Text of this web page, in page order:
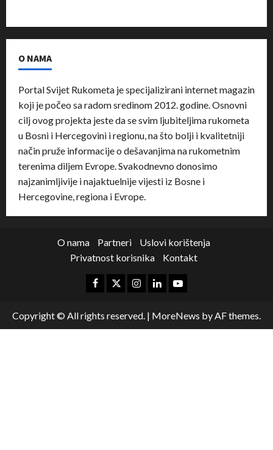
O NAMA
Portal Svijet Rukometa je specijalizirani internet magazin
koji je počeo sa radom sredinom 2012. godine. Osnovni
cilj ovog projekta jeste da se svim ljubiteljima rukometa
u Bosni i Hercegovini i regionu, na što bolji i kvalitetniji
način pruže informacije o dešavanjima na rukometnim
terenima diljem Evrope. Svakodnevno donosimo
najzanimljivije i najaktuelnije vijesti iz Bosne i
Hercegovine, regiona i Evrope.
O nama Partneri
Uslovi korištenja
Privatnost korisnika
Kontakt
Copyright © All rights reserved. | MoreNews by AF themes.